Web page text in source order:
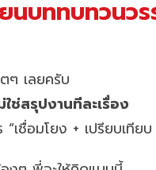
นบททบทวนว
ๆ เลยครับ
ช่สรุปงานทีละเรื่อง
“เชื่อมโยง + เปรียบเทีย